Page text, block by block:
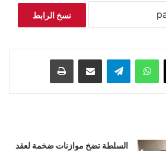
نسخ الرابط
‫X واتساب تيلقرام مشاركة عبر البريد طباعة
السلطة تضخ موازنات ضخمة لعقد